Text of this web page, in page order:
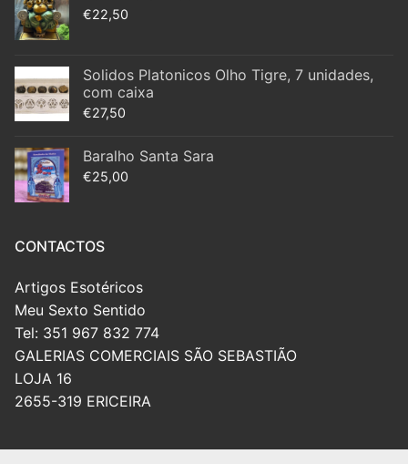
€22,50
Solidos Platonicos Olho Tigre, 7 unidades,
com caixa
€27,50
Baralho Santa Sara
€25,00
CONTACTOS
Artigos Esotéricos
Meu Sexto Sentido
Tel: 351 967 832 774
GALERIAS COMERCIAIS SÃO SEBASTIÃO
LOJA 16
2655-319 ERICEIRA